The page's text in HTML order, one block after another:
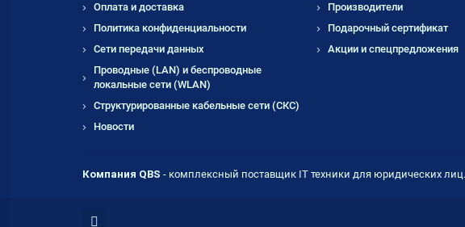
Оплата и доставка
Политика конфиденциальности
Сети передачи данных
Проводные (LAN) и беспроводные
локальные сети (WLAN)
Структурированные кабельные сети (СКС)
Новости
Производители
Подарочный сертификат
Акции и спецпредложения
Компания QBS - комплексный поставщик IT техники для юридических